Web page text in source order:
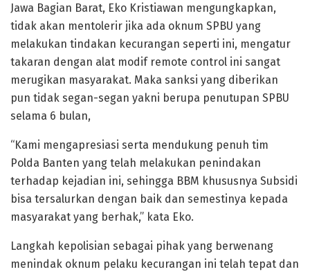
Jawa Bagian Barat, Eko Kristiawan mengungkapkan,
tidak akan mentolerir jika ada oknum SPBU yang
melakukan tindakan kecurangan seperti ini, mengatur
takaran dengan alat modif remote control ini sangat
merugikan masyarakat. Maka sanksi yang diberikan
pun tidak segan-segan yakni berupa penutupan SPBU
selama 6 bulan,
“Kami mengapresiasi serta mendukung penuh tim
Polda Banten yang telah melakukan penindakan
terhadap kejadian ini, sehingga BBM khususnya Subsidi
bisa tersalurkan dengan baik dan semestinya kepada
masyarakat yang berhak,” kata Eko.
Langkah kepolisian sebagai pihak yang berwenang
menindak oknum pelaku kecurangan ini telah tepat dan